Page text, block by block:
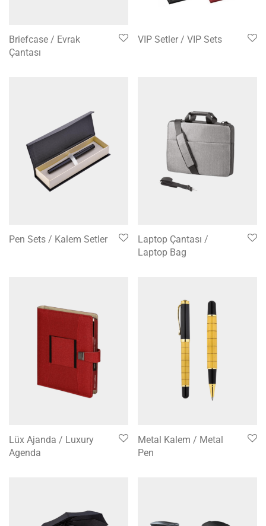
Briefcase / Evrak
Çantası
VIP Setler / VIP Sets
Pen Sets / Kalem Setler
Laptop Çantası /
Laptop Bag
Lüx Ajanda / Luxury
Agenda
Metal Kalem / Metal
Pen